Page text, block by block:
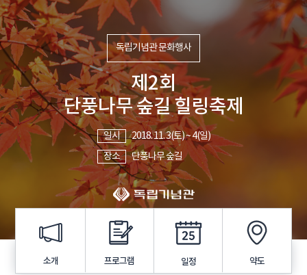
독립기념관 문화행사
제2회
단풍나무 숲길 힐링축제
일시
2018. 11. 3(토) ~ 4(일)
장소
단풍나무 숲길
소개 프로그램 일정 약도